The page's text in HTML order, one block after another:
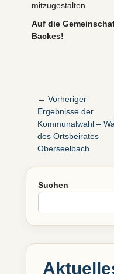
mitzugestalten.
​Auf die
Backes!
← Vorheriger
Vorheriger
Beitrag:
Ergebnisse der
Kommunalwahl –
des Ortsbeirates
Oberseelbach
Suchen